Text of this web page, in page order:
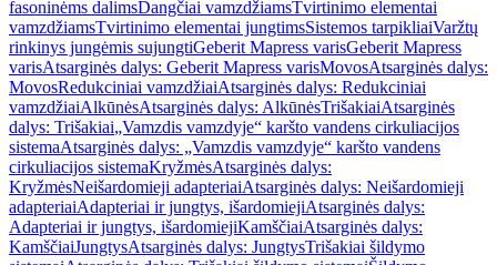
fasoninėms dalimsDangčiai vamzdžiamsTvirtinimo elementai
vamzdžiamsTvirtinimo elementai jungtimsSistemos tarpikliaiVaržtų
rinkinys jungėmis sujungtiGeberit Mapress varisGeberit Mapress
varisAtsarginės dalys: Geberit Mapress varisMovosAtsarginės dalys:
MovosRedukciniai vamzdžiaiAtsarginės dalys: Redukciniai
vamzdžiaiAlkūnėsAtsarginės dalys: AlkūnėsTrišakiaiAtsarginės
dalys: Trišakiai„Vamzdis vamzdyje“ karšto vandens cirkuliacijos
sistemaAtsarginės dalys: „Vamzdis vamzdyje“ karšto vandens
cirkuliacijos sistemaKryžmėsAtsarginės dalys:
KryžmėsNeišardomieji adapteriaiAtsarginės dalys: Neišardomieji
adapteriaiAdapteriai ir jungtys, išardomiejiAtsarginės dalys:
Adapteriai ir jungtys, išardomiejiKamščiaiAtsarginės dalys:
KamščiaiJungtysAtsarginės dalys: JungtysTrišakiai šildymo